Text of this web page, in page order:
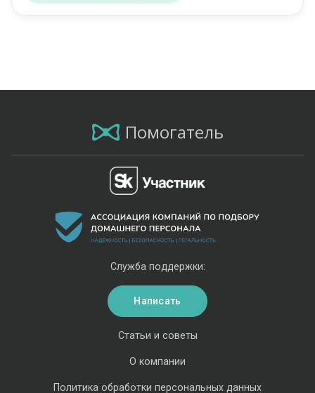
Помогатель
Статьи и советы
О компании
Политика обработки персональных данных
Служба поддержки:
Написать